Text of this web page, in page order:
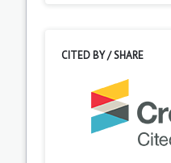
CITED BY / SHARE